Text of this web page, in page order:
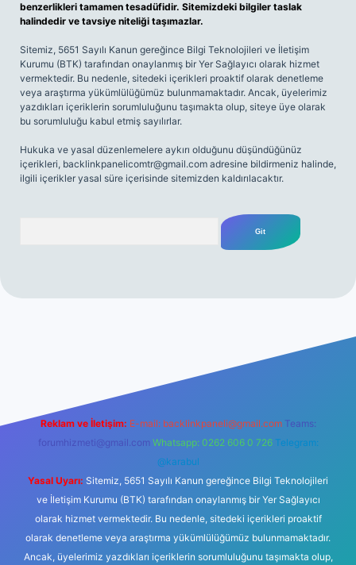
benzerlikleri tamamen tesadüfidir. Sitemizdeki bilgiler taslak
halindedir ve tavsiye niteliği taşımazlar.
Sitemiz, 5651 Sayılı Kanun gereğince Bilgi Teknolojileri ve İletişim
Kurumu (BTK) tarafından onaylanmış bir Yer Sağlayıcı olarak hizmet
vermektedir. Bu nedenle, sitedeki içerikleri proaktif olarak denetleme
veya araştırma yükümlülüğümüz bulunmamaktadır. Ancak, üyelerimiz
yazdıkları içeriklerin sorumluluğunu taşımakta olup, siteye üye olarak
bu sorumluluğu kabul etmiş sayılırlar.
Hukuka ve yasal düzenlemelere aykırı olduğunu düşündüğünüz
içerikleri, backlinkpanelicomtr@gmail.com adresine bildirmeniz halinde,
ilgili içerikler yasal süre içerisinde sitemizden kaldırılacaktır.
Reklam ve İletişim: E-mail: backlinkpaneli@gmail.com Teams:
forumhizmeti@gmail.com Whatsapp: 0262 606 0 726 Telegram:
@karabul
Yasal Uyarı: Sitemiz, 5651 Sayılı Kanun gereğince Bilgi Teknolojileri
ve İletişim Kurumu (BTK) tarafından onaylanmış bir Yer Sağlayıcı
olarak hizmet vermektedir. Bu nedenle, sitedeki içerikleri proaktif
olarak denetleme veya araştırma yükümlülüğümüz bulunmamaktadır.
Ancak, üyelerimiz yazdıkları içeriklerin sorumluluğunu taşımakta olup,